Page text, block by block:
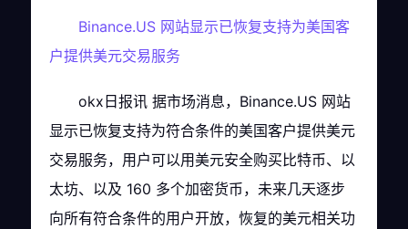
Binance.US 网站显示已恢复支持为美国客
户提供美元交易服务
okx日报讯 据市场消息，Binance.US 网站
显示已恢复支持为符合条件的美国客户提供美元
交易服务，用户可以用美元安全购买比特币、以
太坊、以及 160 多个加密货币，未来几天逐步
向所有符合条件的用户开放，恢复的美元相关功